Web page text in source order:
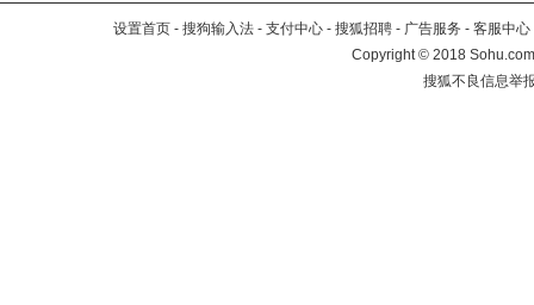
设置首页 - 搜狗输入法 - 支付中心 - 搜狐招聘 - 广告服务 - 客服中心
Copyright©2018
搜狐不良信息举